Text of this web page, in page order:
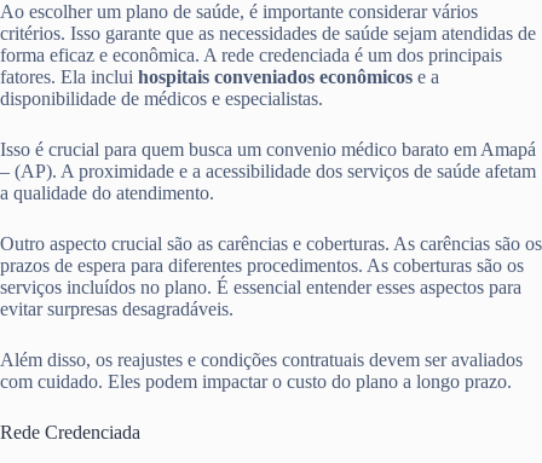
Ao escolher um plano de saúde, é importante considerar vários
critérios. Isso garante que as necessidades de saúde sejam atendidas de
forma eficaz e econômica. A rede credenciada é um dos principais
fatores. Ela inclui hospitais conveniados econômicos e a
disponibilidade de médicos e especialistas.
Isso é crucial para quem busca um convenio médico barato em Amapá
– (AP). A proximidade e a acessibilidade dos serviços de saúde afetam
a qualidade do atendimento.
Outro aspecto crucial são as carências e coberturas. As carências são os
prazos de espera para diferentes procedimentos. As coberturas são os
serviços incluídos no plano. É essencial entender esses aspectos para
evitar surpresas desagradáveis.
Além disso, os reajustes e condições contratuais devem ser avaliados
com cuidado. Eles podem impactar o custo do plano a longo prazo.
Rede Credenciada